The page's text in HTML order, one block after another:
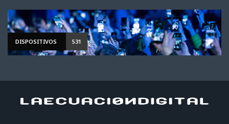
DISPOSITIVOS 531